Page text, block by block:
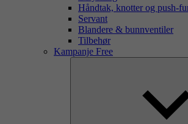
Håndtak, knotter og push-
Servant
Blandere & bunnventiler
Tilbehør
Kampanje Free